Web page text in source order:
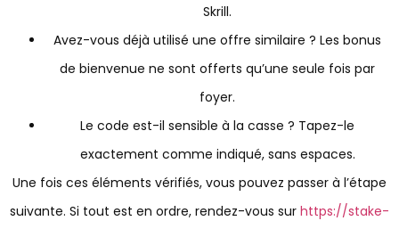
Skrill.
Avez-vous déjà utilisé une offre similaire ? Les bonus
de bienvenue ne sont offerts qu’une seule fois par
foyer.
Le code est-il sensible à la casse ? Tapez-le
exactement comme indiqué, sans espaces.
Une fois ces éléments vérifiés, vous pouvez passer à l’étape
suivante. Si tout est en ordre, rendez-vous sur https://stake-